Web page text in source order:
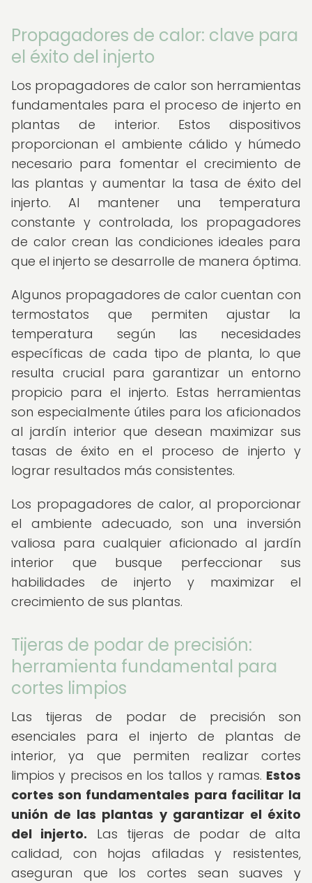
Propagadores de calor: clave para
el éxito del injerto
Los propagadores de calor son herramientas
fundamentales para el proceso de injerto en
plantas de interior. Estos dispositivos
proporcionan el ambiente cálido y húmedo
necesario para fomentar el crecimiento de
las plantas y aumentar la tasa de éxito del
injerto. Al mantener una temperatura
constante y controlada, los propagadores
de calor crean las condiciones ideales para
que el injerto se desarrolle de manera óptima.
Algunos propagadores de calor cuentan con
termostatos que permiten ajustar la
temperatura según las necesidades
específicas de cada tipo de planta, lo que
resulta crucial para garantizar un entorno
propicio para el injerto. Estas herramientas
son especialmente útiles para los aficionados
al jardín interior que desean maximizar sus
tasas de éxito en el proceso de injerto y
lograr resultados más consistentes.
Los propagadores de calor, al proporcionar
el ambiente adecuado, son una inversión
valiosa para cualquier aficionado al jardín
interior que busque perfeccionar sus
habilidades de injerto y maximizar el
crecimiento de sus plantas.
Tijeras de podar de precisión:
herramienta fundamental para
cortes limpios
Las tijeras de podar de precisión son
esenciales para el injerto de plantas de
interior, ya que permiten realizar cortes
limpios y precisos en los tallos y ramas. Estos
cortes son fundamentales para facilitar la
unión de las plantas y garantizar el éxito
del injerto. Las tijeras de podar de alta
calidad, con hojas afiladas y resistentes,
aseguran que los cortes sean suaves y